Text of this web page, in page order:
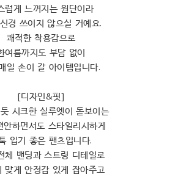
럽게 느껴지는 원단이라
경 쓰이지 않으실 거예요.
쾌적한 착용감으로
여름까지도 부담 없이
일 손이 갈 아이템입니다.
[디자인&핏]
시크한 실루엣이 돋보이는
안하면서도 스타일리시하게
입기 좋은 팬츠입니다.
체 밴딩과 스트링 디테일로
맞게 안정감 있게 잡아주고